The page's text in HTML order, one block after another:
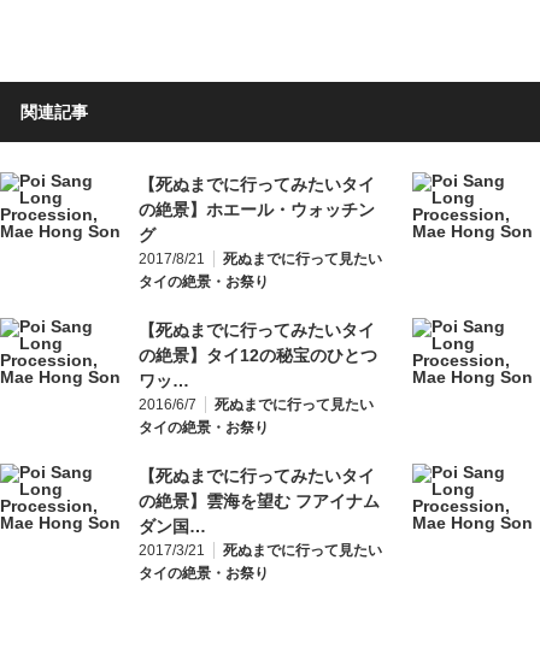
関連記事
【死ぬまでに行ってみたいタイ
の絶景】ホエール・ウォッチン
グ
2017/8/21
死ぬまでに行って見たい
タイの絶景・お祭り
【死ぬまでに行ってみたいタイ
の絶景】タイ12の秘宝のひとつ
ワッ…
2016/6/7
死ぬまでに行って見たい
タイの絶景・お祭り
【死ぬまでに行ってみたいタイ
の絶景】雲海を望む フアイナム
ダン国…
2017/3/21
死ぬまでに行って見たい
タイの絶景・お祭り